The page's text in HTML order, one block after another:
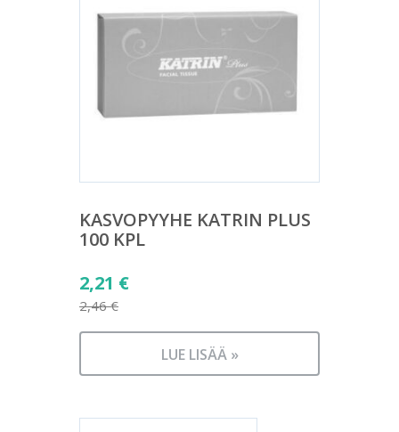
KASVOPYYHE KATRIN PLUS
100 KPL
2,46€
Alkuperäinen
hinta
oli:
2,21 €
Nykyinen
on:
LUE LISÄÄ »